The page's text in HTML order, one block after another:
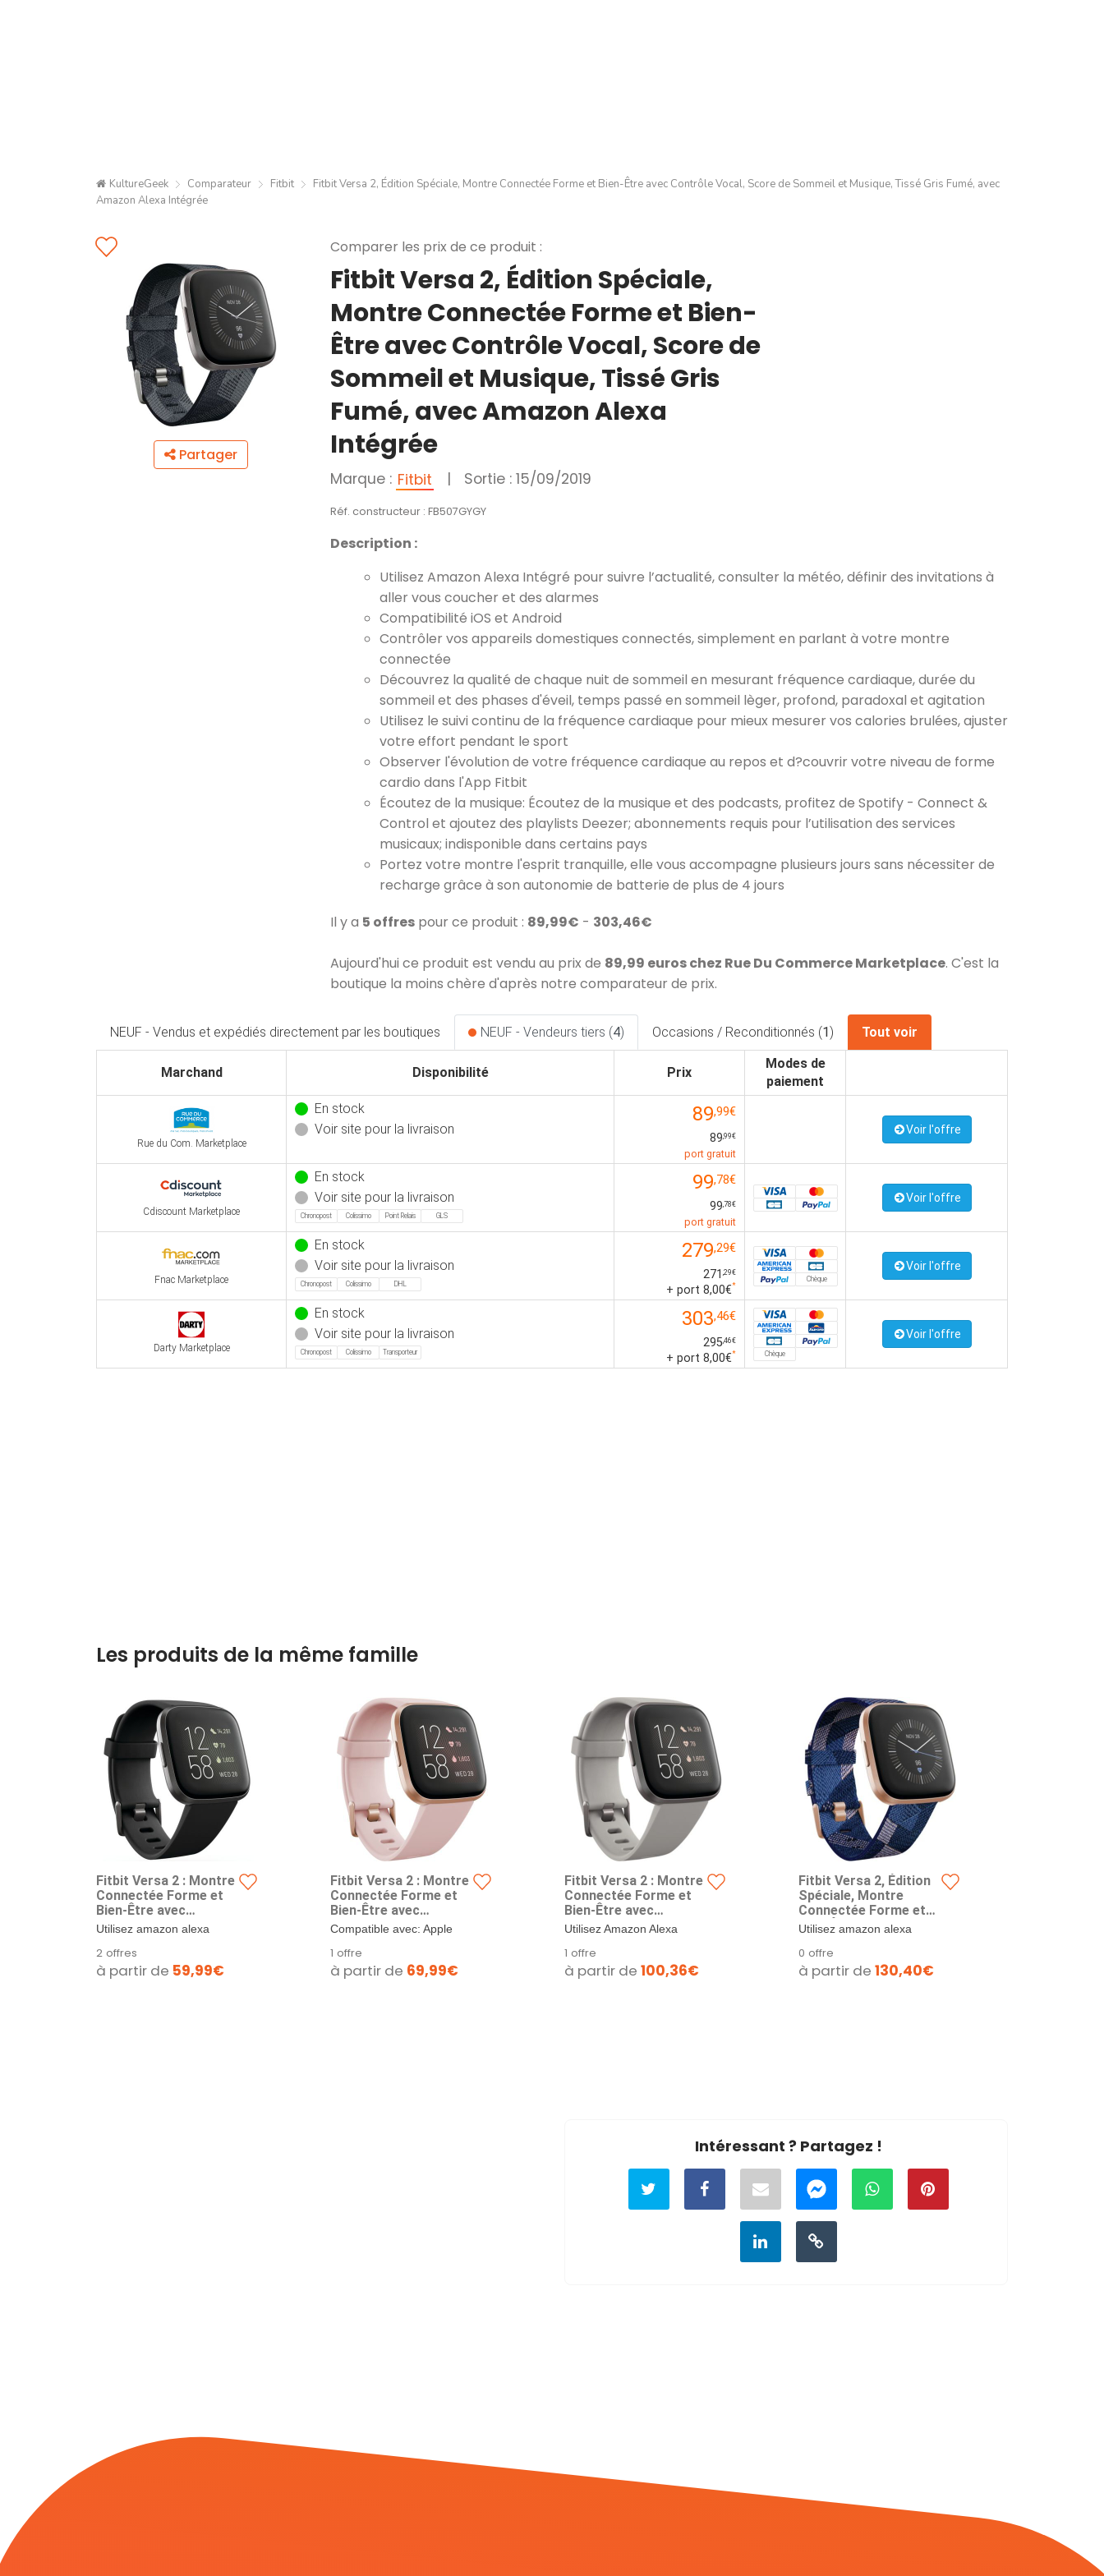
KultureGeek Comparateur Fitbit
Fitbit Versa 2, Édition Spéciale, Montre Connectée Forme et Bien-Être avec Contrôle Vocal, Score de Sommeil et Musique, Tissé Gris Fumé, avec
Amazon Alexa Intégrée
Partager
Comparer les prix de ce produit :
Fitbit Versa 2, Édition Spéciale,
Montre Connectée Forme et Bien-
Être avec Contrôle Vocal, Score de
Sommeil et Musique, Tissé Gris
Fumé, avec Amazon Alexa
Intégrée
Marque : Fitbit | Sortie : 15/09/2019
Réf. constructeur : FB507GYGY
Description :
Utilisez Amazon Alexa Intégré pour suivre l’actualité, consulter la météo, définir des invitations à
aller vous coucher et des alarmes
Compatibilité iOS et Android
Contrôler vos appareils domestiques connectés, simplement en parlant à votre montre
connectée
Découvrez la qualité de chaque nuit de sommeil en mesurant fréquence cardiaque, durée du
sommeil et des phases d'éveil, temps passé en sommeil lèger, profond, paradoxal et agitation
Utilisez le suivi continu de la fréquence cardiaque pour mieux mesurer vos calories brulées, ajuster
votre effort pendant le sport
Observer l'évolution de votre fréquence cardiaque au repos et d?couvrir votre niveau de forme
cardio dans l'App Fitbit
Écoutez de la musique: Écoutez de la musique et des podcasts, profitez de Spotify - Connect &
Control et ajoutez des playlists Deezer; abonnements requis pour l’utilisation des services
musicaux; indisponible dans certains pays
Portez votre montre l'esprit tranquille, elle vous accompagne plusieurs jours sans nécessiter de
recharge grâce à son autonomie de batterie de plus de 4 jours
Il y a 5 offres pour ce produit : 89,99€ - 303,46€
Aujourd'hui ce produit est vendu au prix de 89,99 euros chez Rue Du Commerce Marketplace. C'est la
boutique la moins chère d'après notre comparateur de prix.
NEUF - Vendus et expédiés directement par les boutiques NEUF - Vendeurs tiers (4) Occasions / Reconditionnés (1) Tout voir
Marchand Disponibilité Prix
Modes de
paiement
Rue du Com. Marketplace
En stock
Voir site pour la livraison
89,99€
89,99€
port gratuit
Voir l'offre
Cdiscount Marketplace
En stock
Voir site pour la livraison
Chronopost Colissimo Point Relais GLS
99,78€
99,78€
port gratuit
Voir l'offre
Fnac Marketplace
En stock
Voir site pour la livraison
Chronopost Colissimo DHL
279,29€
271 ,29€
+ port 8,00€*
Chèque
Voir l'offre
Darty Marketplace
En stock
Voir site pour la livraison
Chronopost Colissimo Transporteur
303,46€
295,46€
+ port 8,00€* Chèque
Voir l'offre
Les produits de la même famille
Fitbit Versa 2 : Montre
Connectée Forme et
Bien-Être avec
Contrôle Vocal, Score
Musique, avec Amazon
Alexa Intégrée, Noir,
Carbone
Utilisez amazon alexa
l’actualité, consulter...
2 offres
à partir de 59,99€
Fitbit Versa 2 : Montre
Connectée Forme et
Bien-Être avec
Contrôle Vocal, Score
de Sommeil et
Musique, avec Amazon
Alexa Intégrée, Rose
Pétale,Rose Cuivré
Compatible avec: Apple
Android OS 8.0 ou...
1 offre
à partir de 69,99€
Fitbit Versa 2 : Montre
Connectée Forme et
Bien-Être avec
Contrôle Vocal, Score
Musique, Gris
Pierre,Gris Brume,
avec Amazon Alexa
Utilisez Amazon Alexa
l’actualité, consulter...
1 offre
à partir de 100,36€
Fitbit Versa 2, Édition
Spéciale, Montre
Connectée Forme et
Bien-Être avec
de Sommeil et
Musique, avec Amazon
Alexa Intégrée, Tissé
Utilisez amazon alexa
l’actualité, consulter...
0 offre
à partir de 130,40€
Intéressant ? Partagez !